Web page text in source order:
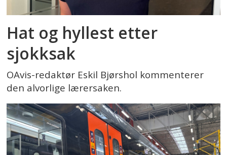
Hat og hyllest etter
sjokksak
OAvis-redaktør Eskil Bjørshol kommenterer
den alvorlige lærersaken.